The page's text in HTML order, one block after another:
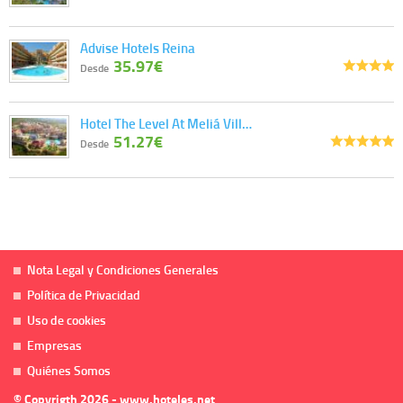
Advise Hotels Reina
Desde 35.97€
Hotel The Level At Meliá Vill…
Desde 51.27€
Nota Legal y Condiciones Generales
Política de Privacidad
Uso de cookies
Empresas
Quiénes Somos
© Copyrigth 2026 - www.hoteles.net